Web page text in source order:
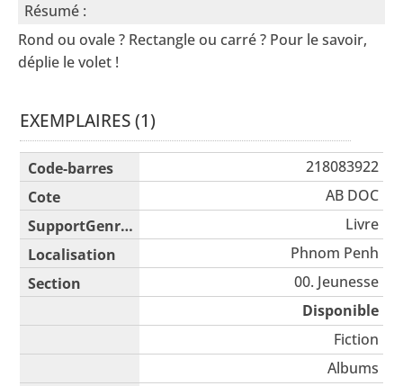
Résumé :
Rond ou ovale ? Rectangle ou carré ? Pour le savoir,
déplie le volet !
EXEMPLAIRES (1)
Liste des exemplaires
218083922
AB DOC
Livre
Phnom Penh
00. Jeunesse
Disponible
Fiction
Albums